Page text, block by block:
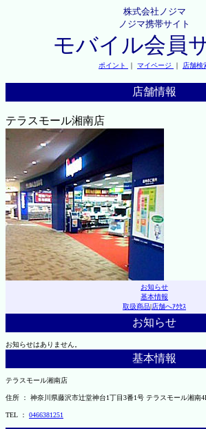
株式会社ノジマ
ノジマ携帯サイト
モバイル会員
ポイント ｜ マイページ ｜ 店舗検
店舗情報
テラスモール湘南店
お知らせ
基本情報
取扱商品|店舗へｱｸｾｽ
お知らせ
お知らせはありません。
基本情報
テラスモール湘南店
住所 ： 神奈川県藤沢市辻堂神台1丁目3番1号 テラスモール湘南
TEL ： 0466381251